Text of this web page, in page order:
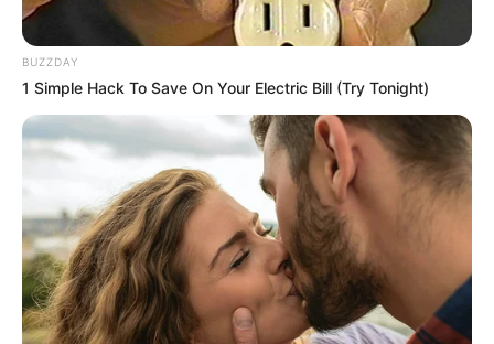
BUZZDAY
1 Simple Hack To Save On Your Electric Bill (Try Tonight)